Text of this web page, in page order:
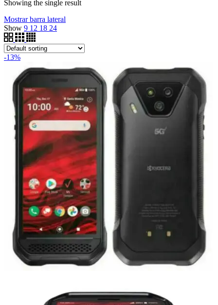
Showing the single result
Mostrar barra lateral
Show 9 12 18 24
-13%